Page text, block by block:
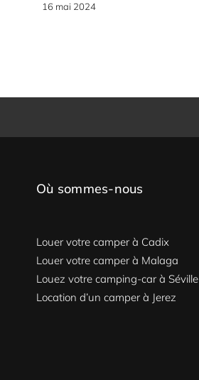
16 mai 2024
Où sommes-nous
Louer votre camper à Cadix
Louer votre camper à Malaga
Louez votre camping-car à Séville
Location d’un camper à Jerez